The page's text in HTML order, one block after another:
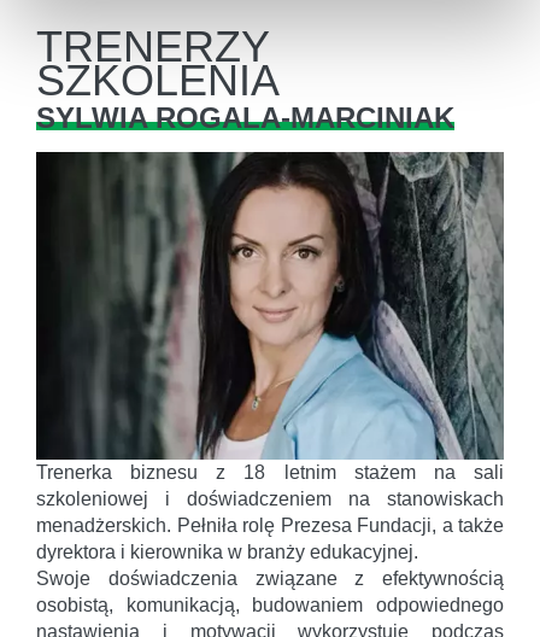
TRENERZY
SZKOLENIA
SYLWIA ROGALA-MARCINIAK
Trenerka biznesu z 18 letnim stażem na sali
szkoleniowej i doświadczeniem na stanowiskach
menadżerskich. Pełniła rolę Prezesa Fundacji, a także
dyrektora i kierownika w branży edukacyjnej.
Swoje doświadczenia związane z efektywnością
osobistą, komunikacją, budowaniem odpowiednego
nastawienia i motywacji wykorzystuje podczas